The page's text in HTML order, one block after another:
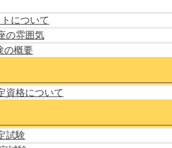
について
の雰囲気
の概要
資格について
試験